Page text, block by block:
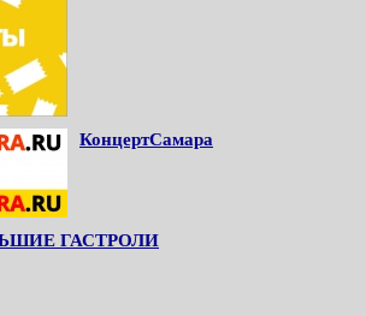
КонцертСамара
ГАСТРОЛИ